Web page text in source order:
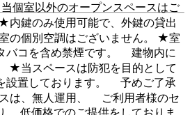
バコを含め禁煙です。 建物内に
設置しております。 予めご了承